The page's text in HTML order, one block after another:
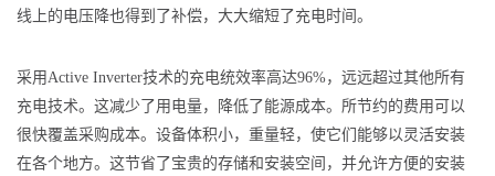
线上的电压降也得到了补偿，大大缩短了充电时间。
采用Active Inverter技术的充电统效率高达96%，远远超过其他所有
充电技术。这减少了用电量，降低了能源成本。所节约的费用可以
很快覆盖采购成本。设备体积小，重量轻，使它们能够以灵活安装
在各个地方。这节省了宝贵的存储和安装空间，并允许方便的安装